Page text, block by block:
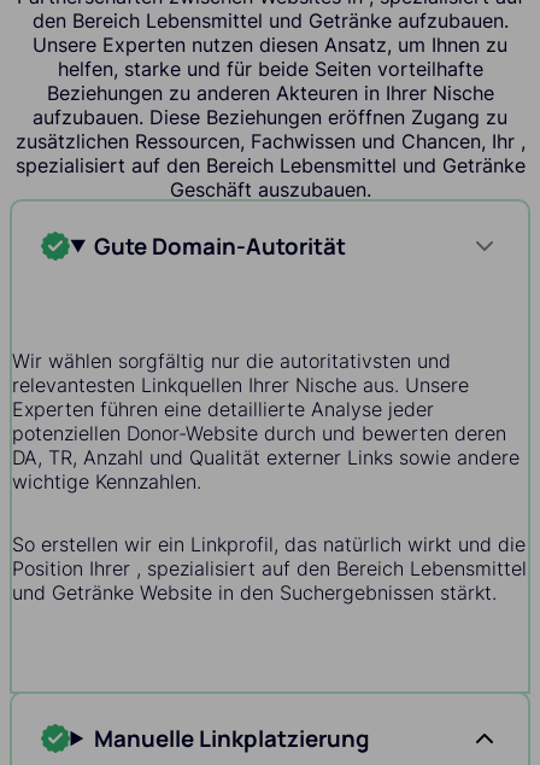
den Bereich Lebensmittel und Getränke aufzubauen.
Unsere Experten nutzen diesen Ansatz, um Ihnen zu
helfen, starke und für beide Seiten vorteilhafte
Beziehungen zu anderen Akteuren in Ihrer Nische
aufzubauen. Diese Beziehungen eröffnen Zugang zu
zusätzlichen Ressourcen, Fachwissen und Chancen, Ihr ,
spezialisiert auf den Bereich Lebensmittel und Getränke
Geschäft auszubauen.
Gute Domain-Autorität
Wir wählen sorgfältig nur die autoritativsten und
relevantesten Linkquellen Ihrer Nische aus. Unsere
Experten führen eine detaillierte Analyse jeder
potenziellen Donor-Website durch und bewerten deren
DA, TR, Anzahl und Qualität externer Links sowie andere
wichtige Kennzahlen.
So erstellen wir ein Linkprofil, das natürlich wirkt und die
Position Ihrer , spezialisiert auf den Bereich Lebensmittel
und Getränke Website in den Suchergebnissen stärkt.
Manuelle Linkplatzierung